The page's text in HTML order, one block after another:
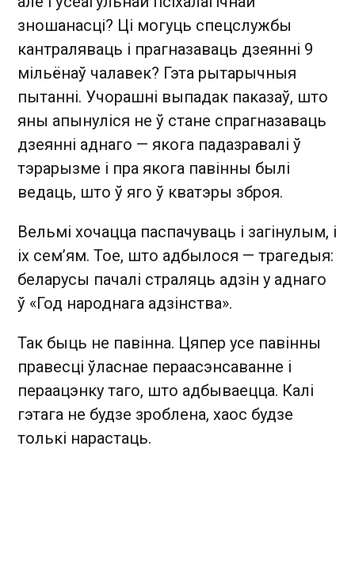
зношанасці? Ці могуць спецслужбы
кантраляваць і прагназаваць дзеянні 9
мільёнаў чалавек? Гэта рытарычныя
пытанні. Учорашні выпадак паказаў, што
яны апынуліся не ў стане спрагназаваць
дзеянні аднаго — якога падазравалі ў
тэрарызме і пра якога павінны былі
ведаць, што ў яго ў кватэры зброя.
Вельмі хочацца паспачуваць і загінулым, і
іх сем’ям. Тое, што адбылося — трагедыя:
беларусы пачалі страляць адзін у аднаго
ў «Год народнага адзінства».
Так быць не павінна. Цяпер усе павінны
правесці ўласнае пераасэнсаванне і
пераацэнку таго, што адбываецца. Калі
гэтага не будзе зроблена, хаос будзе
толькі нарастаць.